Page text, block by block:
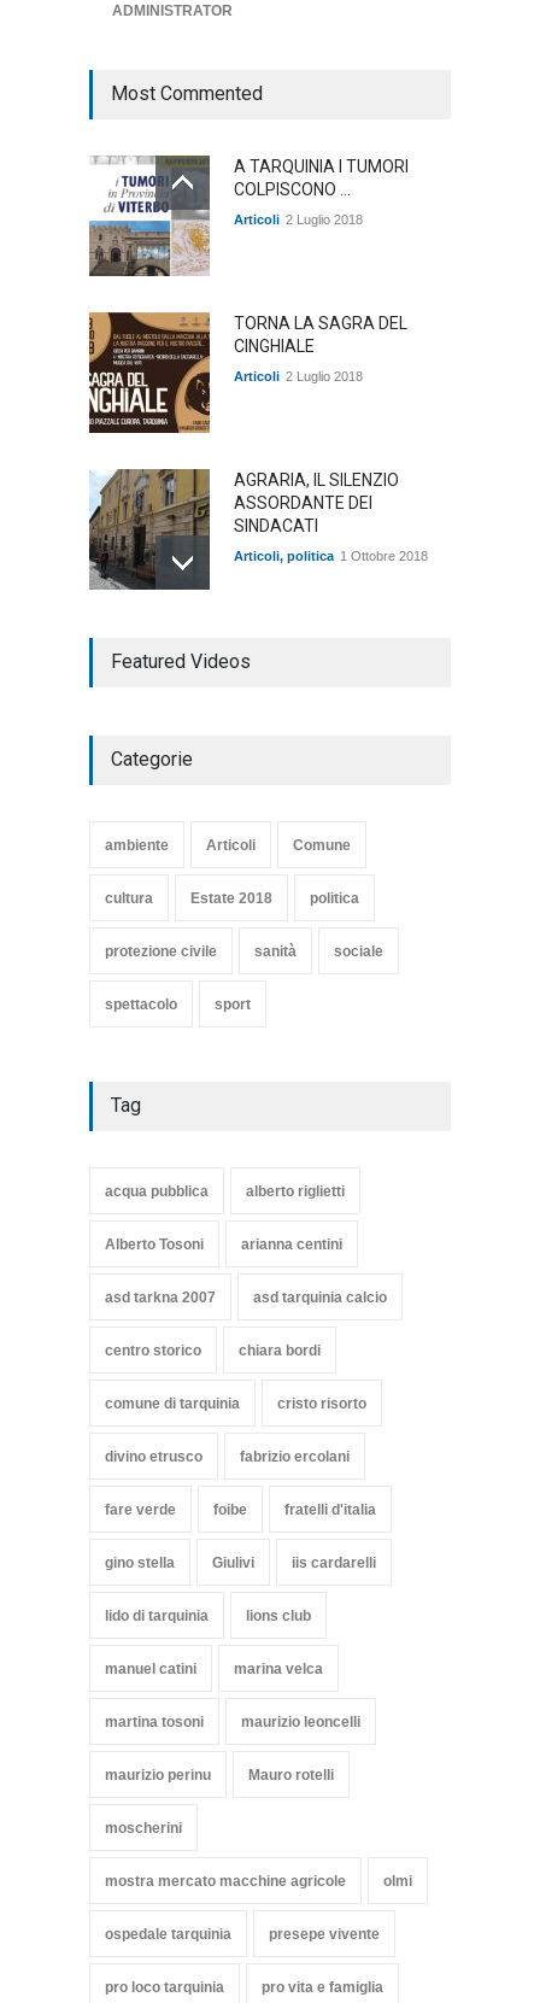
ADMINISTRATOR
Most Commented
A TARQUINIA I TUMORI
COLPISCONO ...
Articoli 2 Luglio 2018
TORNA LA SAGRA DEL
CINGHIALE
Articoli 2 Luglio 2018
AGRARIA, IL SILENZIO
ASSORDANTE DEI
SINDACATI
Articoli, politica 1 Ottobre 2018
COMMEDIA"
TARQUINIA
Featured Videos
Categorie
ambiente Articoli Comune
cultura Estate 2018 politica
protezione civile sanità sociale
spettacolo sport
Tag
acqua pubblica alberto riglietti
Alberto Tosoni arianna centini
asd tarkna 2007 asd tarquinia calcio
centro storico chiara bordi
comune di tarquinia cristo risorto
divino etrusco fabrizio ercolani
fare verde foibe fratelli d'italia
gino stella Giulivi iis cardarelli
lido di tarquinia lions club
manuel catini marina velca
martina tosoni maurizio leoncelli
maurizio perinu Mauro rotelli
moscherini
mostra mercato macchine agricole olmi
ospedale tarquinia presepe vivente
pro loco tarquinia pro vita e famiglia